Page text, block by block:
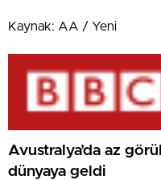
Kaynak: AA / Yeni
Avustralya’da az
dünyaya geldi